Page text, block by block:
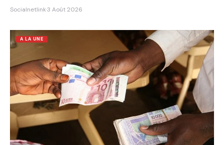
Socialnetlink·3 Août 2026
A LA UNE